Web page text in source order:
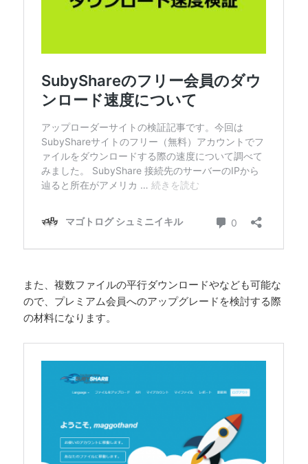
また、複数ファイルの平行ダウンロードやなども可能な
ので、プレミアム会員へのアップグレードを検討する際
の材料になります。